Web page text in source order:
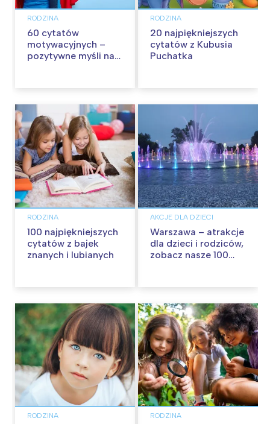
RODZINA
60 cytatów
motywacyjnych –
pozytywne myśli na
RODZINA
20 najpiękniejszych
cytatów z Kubusia
Puchatka
RODZINA
100 najpiękniejszych
cytatów z bajek
znanych i lubianych
AKCJE DLA DZIECI
Warszawa – atrakcje
dla dzieci i rodziców,
zobacz nasze 100
RODZINA RODZINA